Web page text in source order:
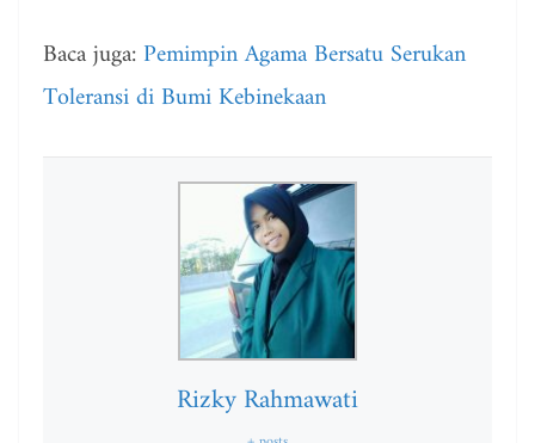
Baca juga: Pemimpin Agama Bersatu Serukan
Toleransi di Bumi Kebinekaan
Rizky Rahmawati